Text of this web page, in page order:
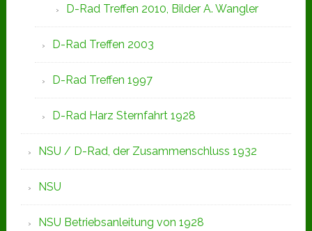
D-Rad Treffen 2010, Bilder A. Wangler
D-Rad Treffen 2003
D-Rad Treffen 1997
D-Rad Harz Sternfahrt 1928
NSU / D-Rad, der Zusammenschluss 1932
NSU
NSU Betriebsanleitung von 1928